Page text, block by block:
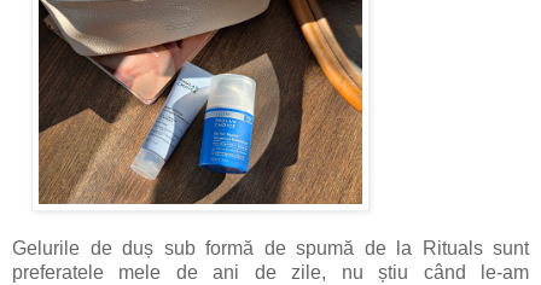
Gelurile de duș sub formă de spumă de la Rituals sunt
preferatele mele de ani de zile, nu știu când le-am